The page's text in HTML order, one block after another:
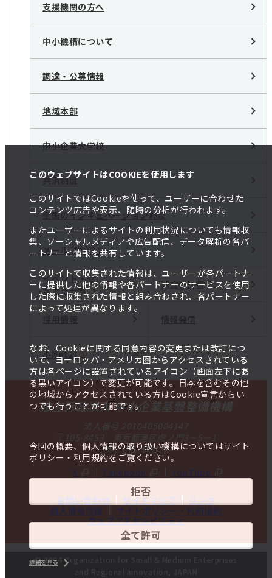
このウェブサイトはCOOKIEを使用します
このサイトではCookieを使って、ユーザーに合わせた
コンテンツ広告や表示、随時の分析が行われます。
またユーザーによるサイトの利用状況についても情報収
集、ソーシャルメディアや広告配信、データ解析の各パ
ートナーと情報を共有しています。
このサイトで収集された情報は、ユーザーが各パートナ
ーに提供した他の情報や各パートナーのサービスを使用
した際に収集された情報と組み合わされ、各パートナー
によって処理が異なります。
なお、Cookieに関する同意内容の変更または改訂につ
いて、ヨーロッパ・アメリカ圏からアクセスされている
方は各ページに設置されているアイコン（画面左下にあ
る黒いアイコン）で変更が可能です。日本を含むその他
の地域からアクセスされている方はCookie宣言からい
つでも行うことが可能です。
今回の概要、個人情報の取り扱い機構についてはサイト
ポリシー・利用規約をご覧ください。
拒否
全て許可
詳細を見る
支援機関の方へ
中小機構について
調達・公募情報
地域本部
中小企業大学校
共済制度
全国のインキュベーション施設
メールマガジン
イベント・セ
ミナー一覧
調査報告書
J-Net21
独立行政法人 中小企業基盤整備機構
法人番号 2010405004147
〒105-8453 東京都港区虎ノ門3－5－1
虎ノ門37森ビル
X
Facebook YouTube
お問い合わせ サイトマップ
リンク
個人情報保護
サイトポリシー・利用規約
ウェブアクセシビリティ
© 2024 Organization for Small & Medium Enterprises